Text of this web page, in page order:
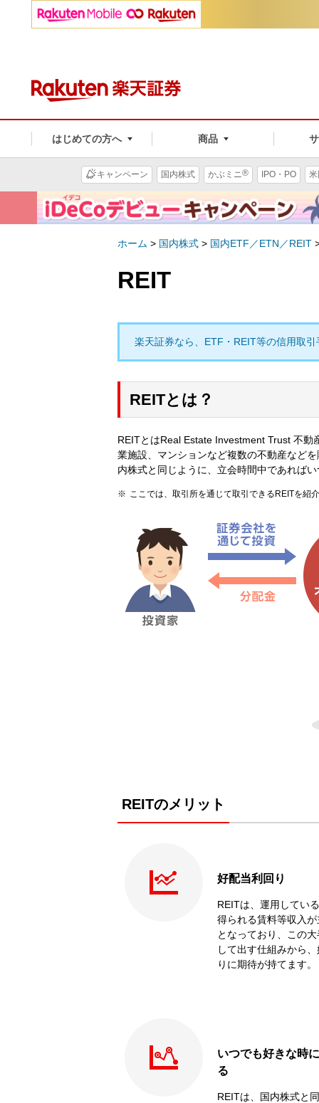
はじめての方へ 商品
キャンペーン 国内株式 かぶミニ® IPO・PO
ホーム > 国内株式 > 国内ETF／ETN／REIT
REIT
楽天証券なら、ETF・REIT等の信用取
REITとは？
REITとはReal Estate Investment Trust 不動
業施設、マンションなど複数の不動産など
内株式と同じように、立会時間中であれば
ここでは、取引所を通じて取引できるREITを紹
REITのメリット
好配当利回り
REITは、運用してい
得られる賃料等収入
となっており、この
して出す仕組みから
りに期待が持てます。
いつでも好きな時
る
REITは、国内株式と